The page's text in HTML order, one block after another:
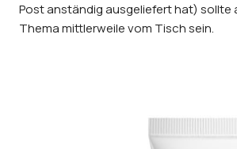
Post anständig ausgeliefert hat) sollte
Thema mittlerweile vom Tisch sein.